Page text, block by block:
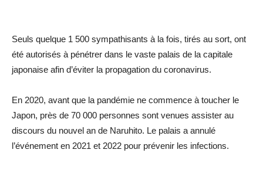
Seuls quelque 1 500 sympathisants à la fois, tirés au sort, ont
été autorisés à pénétrer dans le vaste palais de la capitale
japonaise afin d’éviter la propagation du coronavirus.
En 2020, avant que la pandémie ne commence à toucher le
Japon, près de 70 000 personnes sont venues assister au
discours du nouvel an de Naruhito. Le palais a annulé
l’événement en 2021 et 2022 pour prévenir les infections.